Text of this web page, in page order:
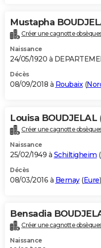
Mustapha
Créer une cagnotte
Naissance
24/05/1920 à
Décès
08/09/2018 à Roubaix(
Louisa BOUDJELAL
Créer une cagnotte
Naissance
25/02/1949 à Schiltigheim (
Décès
08/03/2016 à Bernay(Eure)
Bensadia
Créer une cagnotte
Naissance